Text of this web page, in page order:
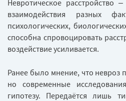
Невротическое расстройство
взаимодействия разных
психологических,
способна спровоцировать
воздействие усиливается.
Ранее было мнение, что невроз
но современные
гипотезу. Передаётся лишь